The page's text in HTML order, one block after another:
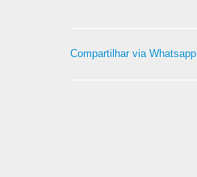
Compartilhar via Whatsapp